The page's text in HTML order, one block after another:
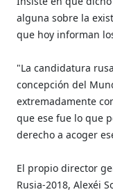
alguna sobre la
que hoy informan
"La candidatura
concepción del
extremadamente
que ese fue lo que
derecho a acoger
El propio director
Rusia-2018, Alexéi